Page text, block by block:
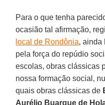
Para o que tenha
ocasião tal afirmação,
local de Rondônia, ainda
pela força do repúdio
escolas, obras clássicas
nossa formação social,
quais obras clássicas de
Aurélio Buarque de